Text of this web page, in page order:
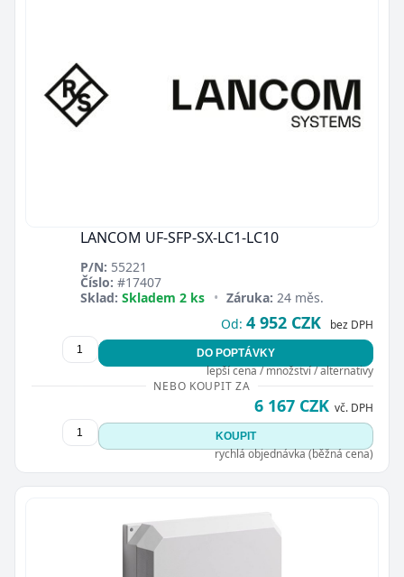
LANCOM UF-SFP-SX-LC1-LC10
P/N: 55221
Číslo: #17407
Sklad: Skladem 2 ks • Záruka: 24 měs.
Od: 4 952 CZK bez DPH
DO POPTÁVKY
lepší cena / množství / alternativy
NEBO KOUPIT ZA
6 167 CZK vč. DPH
KOUPIT
rychlá objednávka (běžná cena)